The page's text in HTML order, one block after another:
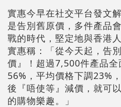
實惠今早在社交平台發文
是告別舊原價，多件產品
戰的時代，堅定地與香港
實惠稱：「從今天起，告
價』！超過7,500件產品
56%，平均價格下調23%
後『唔使等』減價，就可
的購物樂趣。」